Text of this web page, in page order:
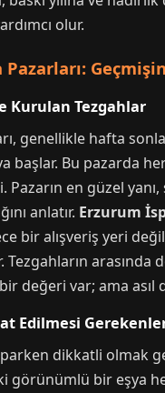
olur.
Kurulan Tezgahlar
genellikle hafta
başlar. Bu pazarda
Pazarın en güzel
anlatır. Erzurum
bir alışveriş yeri
Tezgahların
değeri var; ama asıl
Edilmesi
dikkatli olmak
bir eşya